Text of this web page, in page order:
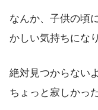
なんか、子供の頃
かしい気持ちにな
絶対見つからない
ちょっと寂しかっ